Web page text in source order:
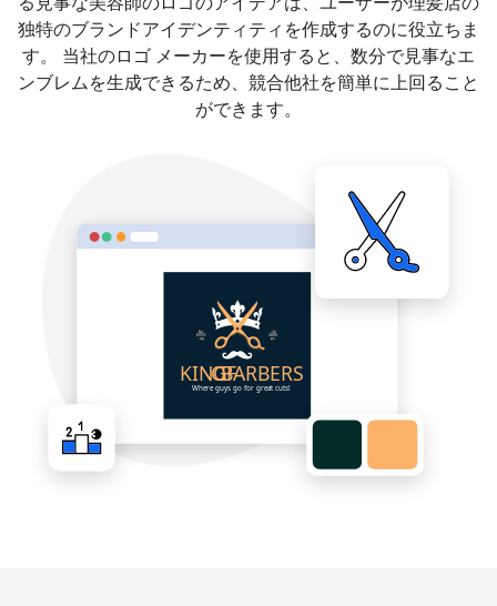
独特のブランドアイデンティティを作成するのに役立ちま
す。 当社のロゴ メーカーを使用すると、数分で見事なエ
ンブレムを生成できるため、競合他社を簡単に上回ること
ができます。